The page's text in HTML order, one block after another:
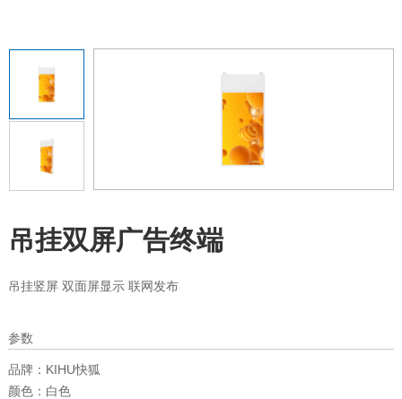
吊挂双屏广告终端
吊挂竖屏 双面屏显示 联网发布
参数
品牌： KIHU快狐
颜色： 白色